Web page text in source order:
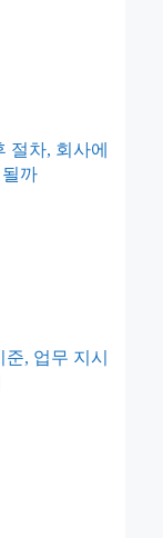
절차, 회사에
까
, 업무 지시